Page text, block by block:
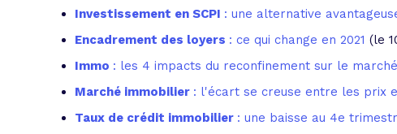
Investissement en SCPI : une alternative
Encadrement des loyers : ce qui change en 2021 (le
Immo : les 4 impacts du reconfinement sur le
Marché immobilier : l'écart se creuse entre les prix
Taux de crédit immobilier : une baisse au 4e